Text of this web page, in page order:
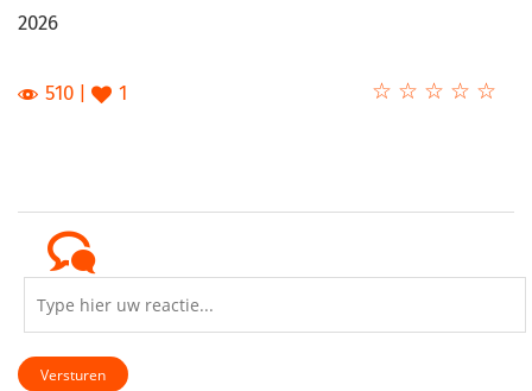
2026
☆ ☆ ☆ ☆ ☆
★ ★ ★ ★ ★
510 1
Versturen